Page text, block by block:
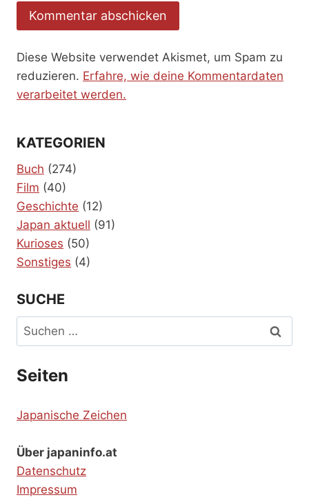
Diese Website verwendet Akismet, um Spam zu
reduzieren. Erfahre, wie deine Kommentardaten
verarbeitet werden.
KATEGORIEN
Buch (274)
Film (40)
Geschichte (12)
Japan aktuell (91)
Kurioses (50)
Sonstiges (4)
SUCHE
Suchen
nach:
Seiten
Japanische Zeichen
Über japaninfo.at
Datenschutz
Impressum